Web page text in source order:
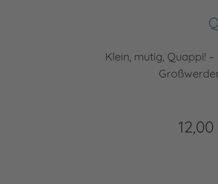
Klein, mutig, Quappi!